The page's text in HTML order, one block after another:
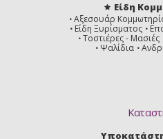
Είδη
Αξεσουάρ
Είδη Ξυρίσματος
Τοστιέρες - Μασιές
Ψαλίδια